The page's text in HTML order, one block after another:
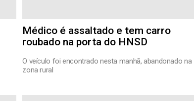
Médico é assaltado e tem carro
roubado na porta do HNSD
O veículo foi encontrado nesta manhã, abandonado na
zona rural